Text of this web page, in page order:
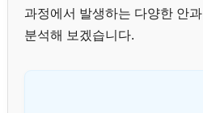
과정에서 발생하는 다양한 안
분석해 보겠습니다.